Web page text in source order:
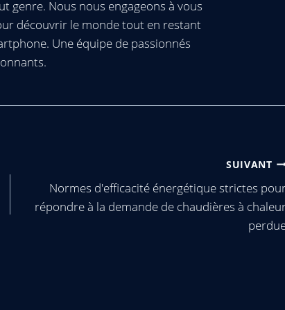
genre. Nous nous engageons à vous
découvrir le monde tout en restant
Une équipe de passionnés
SUIVANT
Normes d'efficacité énergétique strictes
répondre à la demande de chaudières à